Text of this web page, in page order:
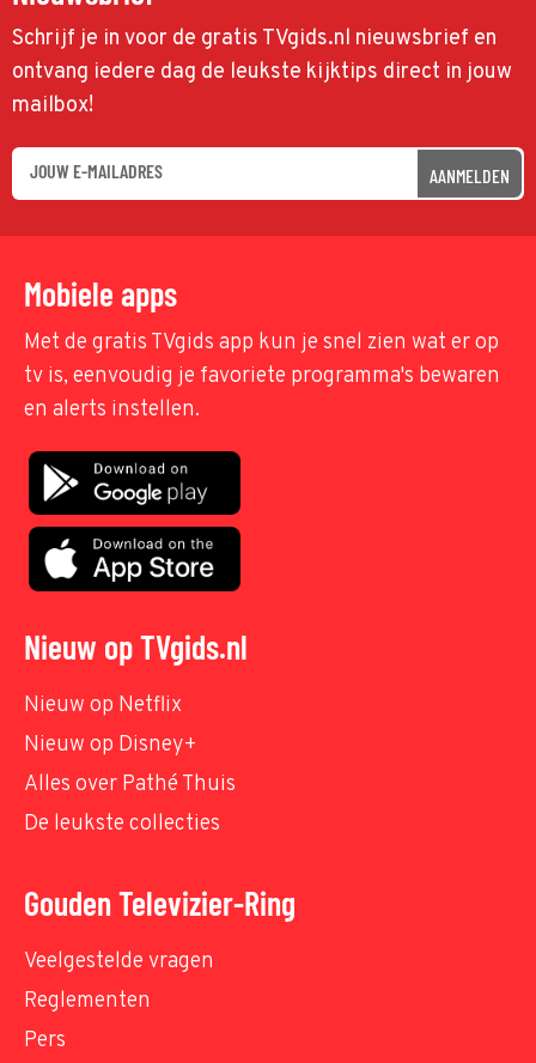
Schrijf je in voor de gratis TVgids.nl nieuwsbrief en
ontvang iedere dag de leukste kijktips direct in jouw
mailbox!
AANMELDEN
Mobiele apps
Met de gratis TVgids app kun je snel zien wat er op
tv is, eenvoudig je favoriete programma's bewaren
en alerts instellen.
Nieuw op TVgids.nl
Nieuw op Netflix
Nieuw op Disney+
Alles over Pathé Thuis
De leukste collecties
Gouden Televizier-Ring
Veelgestelde vragen
Reglementen
Pers